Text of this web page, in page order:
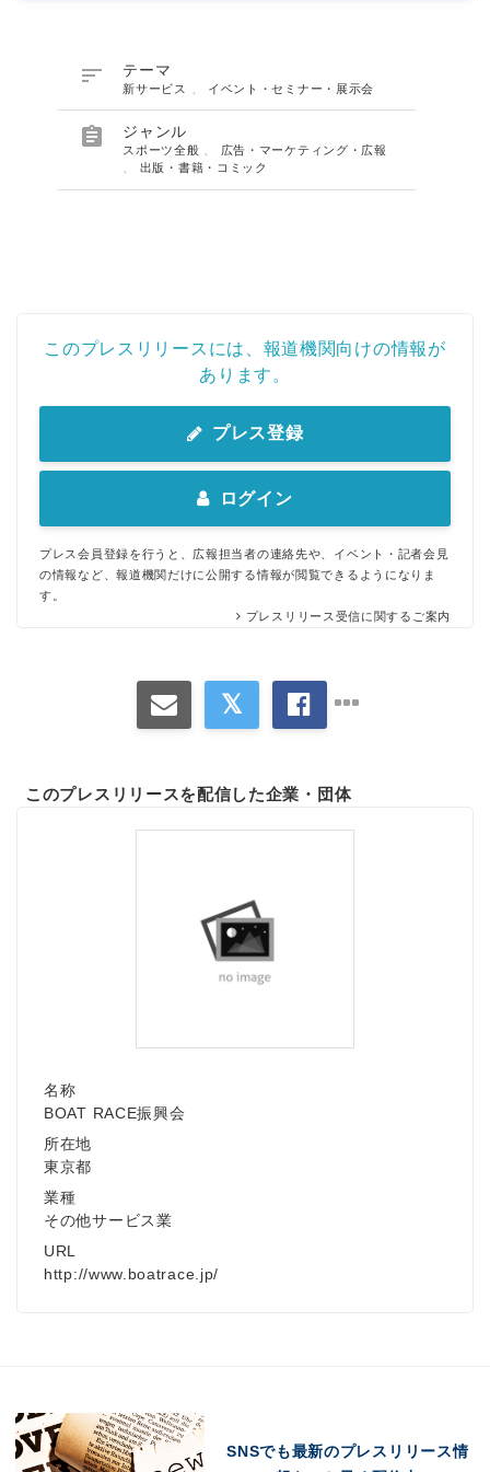
 テーマ
新サービス イベント・セミナー・展示会
 ジャンル
スポーツ全般
広告・マーケティング・広報
出版・書籍・コミック
このプレスリリースには、報道機関向けの情報が
あります。
プレス登録
ログイン
プレス会員登録を行うと、広報担当者の連絡先や、イベント・記者会見
の情報など、報道機関だけに公開する情報が閲覧できるようになりま
す。
プレスリリース受信に関するご案内
このプレスリリースを配信した企業・団体
名称
BOAT RACE振興会
所在地
東京都
業種
その他サービス業
URL
http://www.boatrace.jp/
SNSでも最新のプレスリリース情